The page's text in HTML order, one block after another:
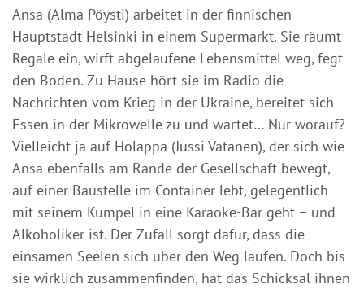
Ansa (Alma Pöysti) arbeitet in der finnischen
Hauptstadt Helsinki in einem Supermarkt. Sie räumt
Regale ein, wirft abgelaufene Lebensmittel weg, fegt
den Boden. Zu Hause hört sie im Radio die
Nachrichten vom Krieg in der Ukraine, bereitet sich
Essen in der Mikrowelle zu und wartet… Nur worauf?
Vielleicht ja auf Holappa (Jussi Vatanen), der sich wie
Ansa ebenfalls am Rande der Gesellschaft bewegt,
auf einer Baustelle im Container lebt, gelegentlich
mit seinem Kumpel in eine Karaoke-Bar geht – und
Alkoholiker ist. Der Zufall sorgt dafür, dass die
einsamen Seelen sich über den Weg laufen. Doch bis
sie wirklich zusammenfinden, hat das Schicksal ihnen